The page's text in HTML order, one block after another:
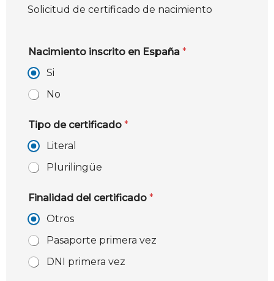
Solicitud de certificado de nacimiento
Nacimiento inscrito en España *
Si
No
Tipo de certificado *
Literal
Plurilingüe
Finalidad del certificado *
Otros
Pasaporte primera vez
DNI primera vez